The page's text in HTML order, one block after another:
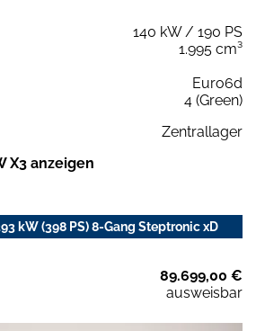
140 kW / 190 PS
1.995 cm³
Euro6d
4 (Green)
Zentrallager
X3 anzeigen
kW (398 PS) 8-Gang Steptronic xD
89.699,00 €
ausweisbar